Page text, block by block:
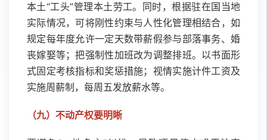
本土“工头”管理本土劳工。同时，根据驻在国当地
实际情况，可将刚性约束与人性化管理相结合，如
规定每年度允许一定天数带薪假参与部落事务、婚
丧嫁娶等；把强制性加班改为调整排班。以书面形
式固定考核指标和奖惩措施；视情实施计件工资及
实施周薪制，每周五发放薪水等。
（九）不动产权要明晰